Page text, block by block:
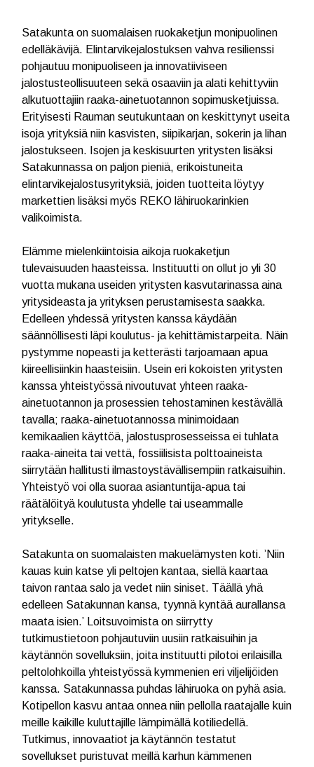
Satakunta on suomalaisen ruokaketjun monipuolinen
edelläkävijä. Elintarvikejalostuksen vahva resilienssi
pohjautuu monipuoliseen ja innovatiiviseen
jalostusteollisuuteen sekä osaaviin ja alati kehittyviin
alkutuottajiin raaka-ainetuotannon sopimusketjuissa.
Erityisesti Rauman seutukuntaan on keskittynyt useita
isoja yrityksiä niin kasvisten, siipikarjan, sokerin ja lihan
jalostukseen. Isojen ja keskisuurten yritysten lisäksi
Satakunnassa on paljon pieniä, erikoistuneita
elintarvikejalostusyrityksiä, joiden tuotteita löytyy
markettien lisäksi myös REKO lähiruokarinkien
valikoimista.
Elämme mielenkiintoisia aikoja ruokaketjun
tulevaisuuden haasteissa. Instituutti on ollut jo yli 30
vuotta mukana useiden yritysten kasvutarinassa aina
yritysideasta ja yrityksen perustamisesta saakka.
Edelleen yhdessä yritysten kanssa käydään
säännöllisesti läpi koulutus- ja kehittämistarpeita. Näin
pystymme nopeasti ja ketterästi tarjoamaan apua
kiireellisiinkin haasteisiin. Usein eri kokoisten yritysten
kanssa yhteistyössä nivoutuvat yhteen raaka-
ainetuotannon ja prosessien tehostaminen kestävällä
tavalla; raaka-ainetuotannossa minimoidaan
kemikaalien käyttöä, jalostusprosesseissa ei tuhlata
raaka-aineita tai vettä, fossiilisista polttoaineista
siirrytään hallitusti ilmastoystävällisempiin ratkaisuihin.
Yhteistyö voi olla suoraa asiantuntija-apua tai
räätälöityä koulutusta yhdelle tai useammalle
yritykselle.
Satakunta on suomalaisten makuelämysten koti. ’Niin
kauas kuin katse yli peltojen kantaa, siellä kaartaa
taivon rantaa salo ja vedet niin siniset. Täällä yhä
edelleen Satakunnan kansa, tyynnä kyntää aurallansa
maata isien.’ Loitsuvoimista on siirrytty
tutkimustietoon pohjautuviin uusiin ratkaisuihin ja
käytännön sovelluksiin, joita instituutti pilotoi erilaisilla
peltolohkoilla yhteistyössä kymmenien eri viljelijöiden
kanssa. Satakunnassa puhdas lähiruoka on pyhä asia.
Kotipellon kasvu antaa onnea niin pellolla raatajalle kuin
meille kaikille kuluttajille lämpimällä kotiliedellä.
Tutkimus, innovaatiot ja käytännön testatut
sovellukset puristuvat meillä karhun kämmenen